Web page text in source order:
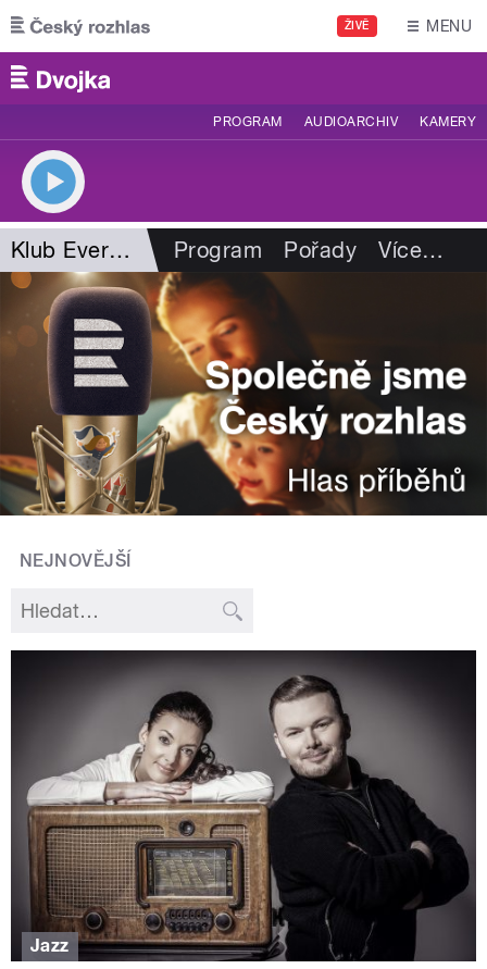
Přejít k hlavnímu obsahu
ŽIVĚ MENU
PROGRAM AUDIOARCHIV KAMERY
Klub Evergreen Program Pořady Více…
NEJNOVĚJŠÍ
Jazz